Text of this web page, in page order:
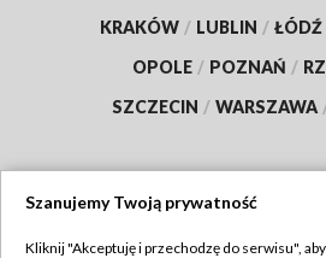
KRAKÓW / LUBLIN / ŁÓDŹ
OPOLE / POZNAŃ /
SZCZECIN / WARSZAWA
Szanujemy Twoją prywatność
Kliknij "Akceptuję i przechodzę do serwisu",